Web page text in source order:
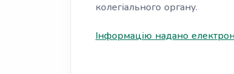
колегіального органу.
Інформацію надано